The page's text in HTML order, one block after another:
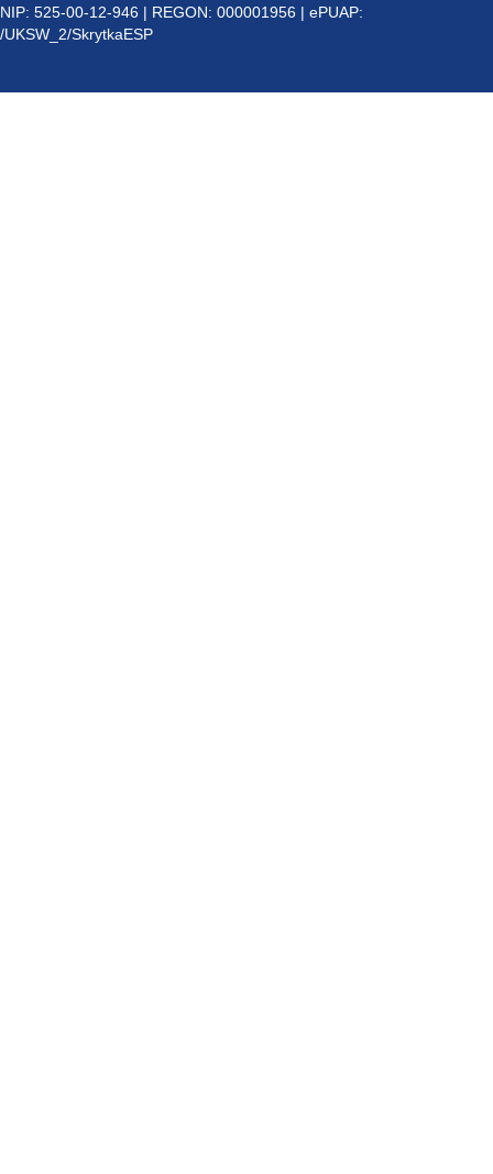
NIP: 525-00-12-946 | REGON: 000001956 | ePUAP:
/UKSW_2/SkrytkaESP